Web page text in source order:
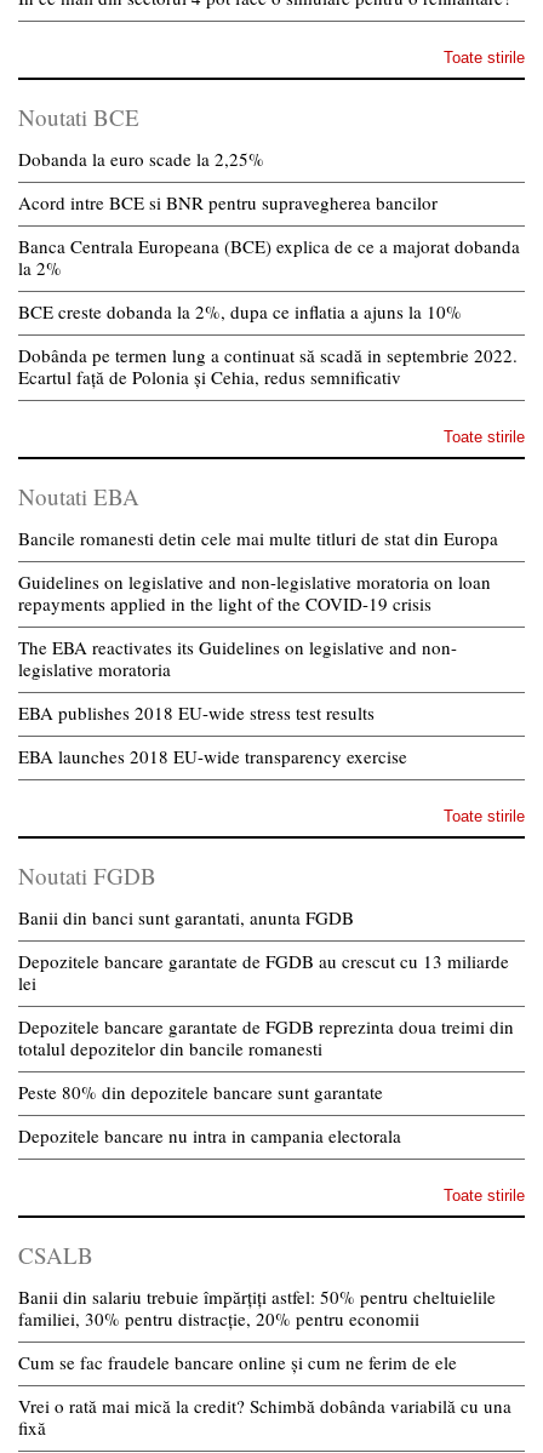
Toate stirile
Noutati BCE
Dobanda la euro scade la 2,25%
Acord intre BCE si BNR pentru supravegherea bancilor
Banca Centrala Europeana (BCE) explica de ce a majorat dobanda
la 2%
BCE creste dobanda la 2%, dupa ce inflatia a ajuns la 10%
Dobânda pe termen lung a continuat să scadă in septembrie 2022.
Ecartul față de Polonia și Cehia, redus semnificativ
Toate stirile
Noutati EBA
Bancile romanesti detin cele mai multe titluri de stat din Europa
Guidelines on legislative and non-legislative moratoria on loan
repayments applied in the light of the COVID-19 crisis
The EBA reactivates its Guidelines on legislative and non-
legislative moratoria
EBA publishes 2018 EU-wide stress test results
EBA launches 2018 EU-wide transparency exercise
Toate stirile
Noutati FGDB
Banii din banci sunt garantati, anunta FGDB
Depozitele bancare garantate de FGDB au crescut cu 13 miliarde
lei
Depozitele bancare garantate de FGDB reprezinta doua treimi din
totalul depozitelor din bancile romanesti
Peste 80% din depozitele bancare sunt garantate
Depozitele bancare nu intra in campania electorala
Toate stirile
CSALB
Banii din salariu trebuie împărțiți astfel: 50% pentru cheltuielile
familiei, 30% pentru distracție, 20% pentru economii
Cum se fac fraudele bancare online și cum ne ferim de ele
Vrei o rată mai mică la credit? Schimbă dobânda variabilă cu una
fixă